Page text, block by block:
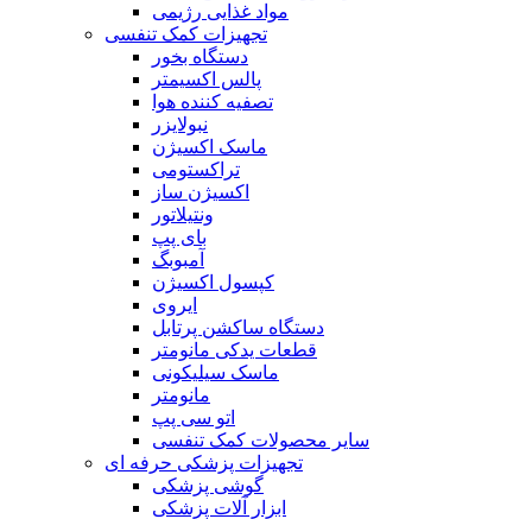
مواد غذایی رژیمی
تجهیزات کمک تنفسی
دستگاه بخور
پالس اکسیمتر
تصفیه کننده هوا
نبولایزر
ماسک اکسیژن
تراکستومی
اکسیژن ساز
ونتیلاتور
بای پپ
آمبوبگ
کپسول اکسیژن
ایروی
دستگاه ساکشن پرتابل
قطعات یدکی مانومتر
ماسک سیلیکونی
مانومتر
اتو سی پپ
سایر محصولات کمک تنفسی
تجهیزات پزشکی حرفه ای
گوشی پزشکی
ابزار آلات پزشکی